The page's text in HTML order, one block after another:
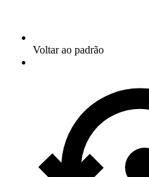
Voltar ao padrão